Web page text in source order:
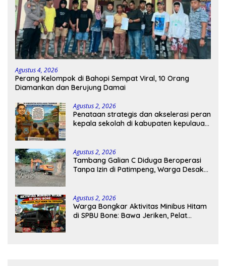
Agustus 4, 2026
Perang Kelompok di Bahopi Sempat Viral, 10 Orang
Diamankan dan Berujung Damai
Agustus 2, 2026
Penataan strategis dan akselerasi peran
kepala sekolah di kabupaten kepulauan
Agustus 2, 2026
Tambang Galian C Diduga Beroperasi
Tanpa Izin di Patimpeng, Warga Desak
Agustus 2, 2026
Warga Bongkar Aktivitas Minibus Hitam
di SPBU Bone: Bawa Jeriken, Pelat